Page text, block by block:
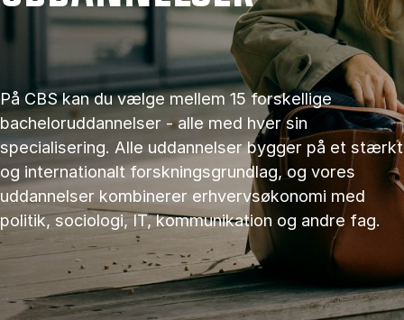
På CBS kan du vælge mellem 15 forskellige
bacheloruddannelser - alle med hver sin
specialisering. Alle uddannelser bygger på et stærkt
og internationalt forskningsgrundlag, og vores
uddannelser kombinerer erhvervsøkonomi med
politik, sociologi, IT, kommunikation og andre fag.